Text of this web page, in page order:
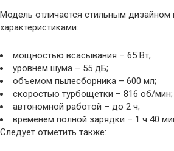
Модель отличается стильным дизайном
характеристиками:
мощностью всасывания – 65 Вт;
уровнем шума – 55 дБ;
объемом пылесборника – 600 мл;
скоростью турбощетки – 816 об/мин;
автономной работой – до 2 ч;
временем полной зарядки – 1 ч 40
Следует отметить также: